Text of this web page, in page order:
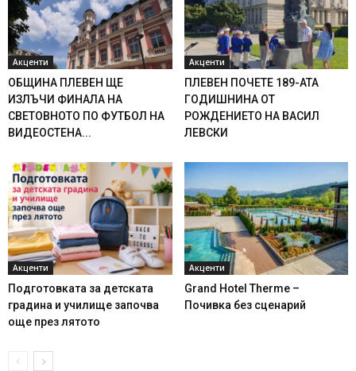
Акценти
ОБЩИНА ПЛЕВЕН ЩЕ
ИЗЛЪЧИ ФИНАЛА НА
СВЕТОВНОТО ПО ФУТБОЛ НА
ВИДЕОСТЕНА...
Акценти
ПЛЕВЕН ПОЧЕТЕ 189-АТА
ГОДИШНИНА ОТ
РОЖДЕНИЕТО НА ВАСИЛ
ЛЕВСКИ
Акценти
Подготовката за детската
градина и училище започва
още през лятото
Акценти
Grand Hotel Therme –
Почивка без сценарий